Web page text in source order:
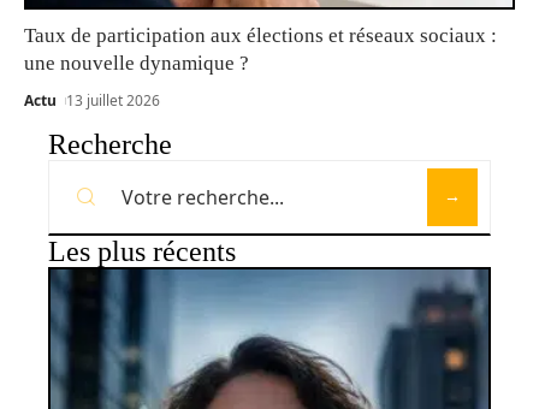
Taux de participation aux élections et réseaux sociaux :
une nouvelle dynamique ?
Actu 13 juillet 2026
Recherche
Les plus récents